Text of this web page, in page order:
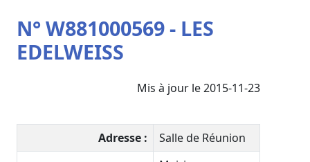
N° W881000569 - LES
EDELWEISS
Mis à jour le 2015-11-23
Adresse :
Salle de Réunion